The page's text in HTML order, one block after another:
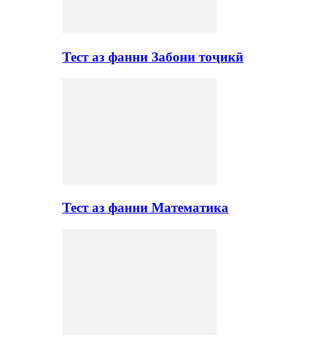
Тест аз фанни Забони тоҷикӣ
Тест аз фанни Математика